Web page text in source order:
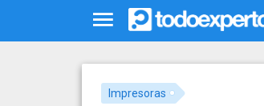
Impresoras